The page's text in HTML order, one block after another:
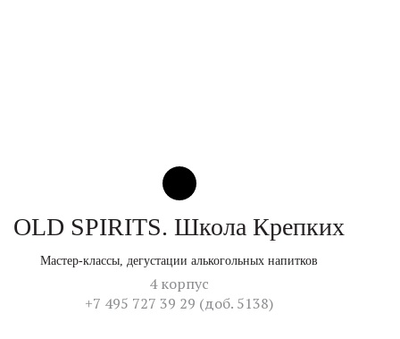
OLD SPIRITS. Школа Крепких
Мастер-классы, дегустации алькогольных напитков
4 корпус
+7 495 727 39 29 (доб. 5138)